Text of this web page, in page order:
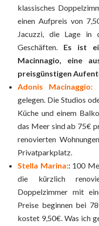
klassisches
einen Aufpreis von
Jacuzzi, die Lage in
Geschäften. Es ist
Macinnagio, eine
preisgünstigen
Adonis Macinaggio:
gelegen. Die Studios
Küche und einem
das Meer sind ab 75€
renovierten
Privatparkplatz.
Stella Marina::100
die kürzlich
Doppelzimmer mit
Preise beginnen bei
kostet 9,50€. Was ich